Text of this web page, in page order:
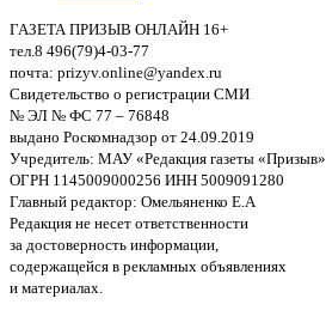
ГАЗЕТА ПРИЗЫВ ОНЛАЙН 16+
тел.8 496(79)4-03-77
почта: prizyv.online@yandex.ru
Свидетельство о регистрации СМИ
№ ЭЛ № ФС 77 – 76848
выдано Роскомнадзор от 24.09.2019
Учредитель: МАУ «Редакция газеты «Призыв»
ОГРН 1145009000256 ИНН 5009091280
Главный редактор: Омельяненко Е.А
Редакция не несет ответственности
за достоверность информации,
содержащейся в рекламных объявлениях
и материалах.